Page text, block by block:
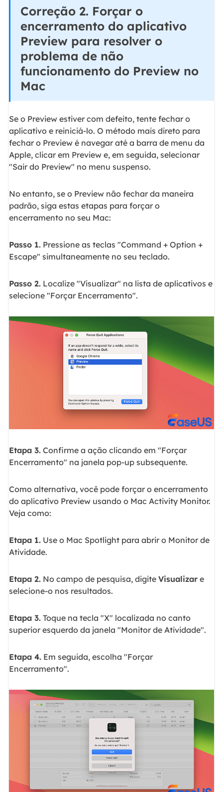
Correção 2. Forçar o
encerramento do aplicativo
Preview para resolver o
problema de não
funcionamento do Preview no
Mac
Se o Preview estiver com defeito, tente fechar o
aplicativo e reiniciá-lo. O método mais direto para
fechar o Preview é navegar até a barra de menu da
Apple, clicar em Preview e, em seguida, selecionar
"Sair do Preview" no menu suspenso.
No entanto, se o Preview não fechar da maneira
padrão, siga estas etapas para forçar o
encerramento no seu Mac:
Passo 1.Pressione as teclas "Command + Option +
Escape" simultaneamente no seu teclado.
Passo 2.Localize "Visualizar" na lista de aplicativos e
selecione "Forçar Encerramento".
Etapa 3.Confirme a ação clicando em "Forçar
Encerramento" na janela pop-up subsequente.
Como alternativa, você pode forçar o encerramento
do aplicativo Preview usando o Mac Activity Monitor.
Veja como:
Etapa 1.Use o Mac Spotlight para abrir o Monitor de
Atividade.
Etapa 2.No campo de pesquisa, digite Visualizare
selecione-o nos resultados.
Etapa 3.Toque na tecla "X" localizada no canto
superior esquerdo da janela "Monitor de Atividade".
Etapa 4.Em seguida, escolha "Forçar
Encerramento".